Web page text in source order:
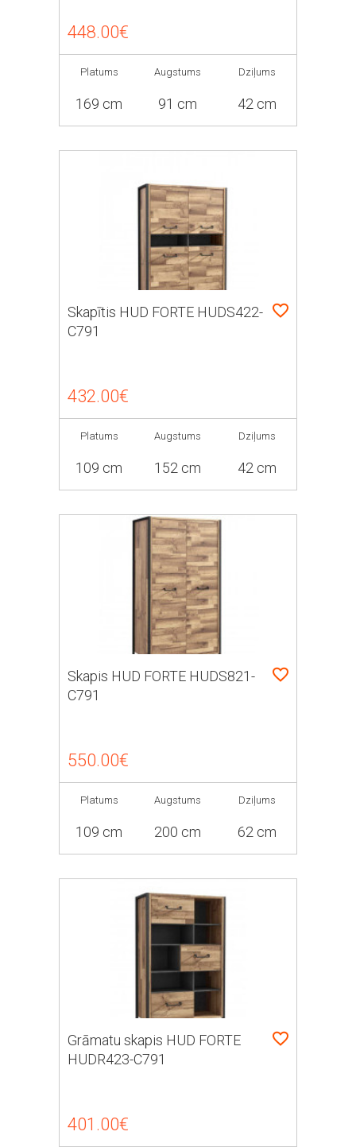
448.00€
Platums
169 cm
Augstums
91 cm
Dziļums
42 cm
Skapītis HUD FORTE HUDS422-
C791
432.00€
Platums
109 cm
Augstums
152 cm
Dziļums
42 cm
Skapis HUD FORTE HUDS821-
C791
550.00€
Platums
109 cm
Augstums
200 cm
Dziļums
62 cm
Grāmatu skapis HUD FORTE
HUDR423-C791
401.00€